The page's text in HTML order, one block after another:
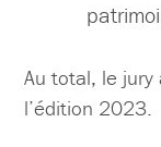
Au total, le
l’édition 2023.